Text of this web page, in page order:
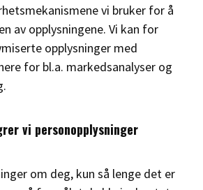
vi bruker for å
av opplysningene. Vi kan for
opplysninger med
for bl.a. markedsanalyser og
vi personopplysninger
om deg, kun så lenge det er